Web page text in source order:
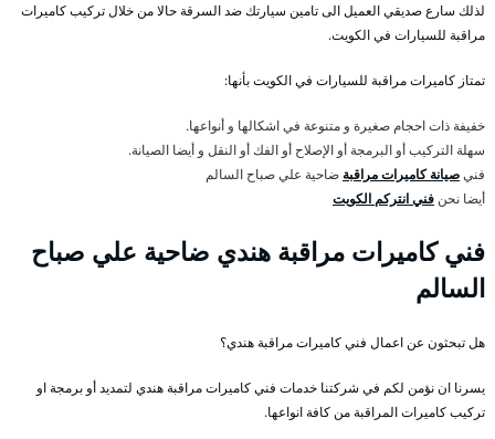
لذلك سارع صديقي العميل الى تامين سيارتك ضد السرقة حالا من خلال تركيب كاميرات
مراقبة للسيارات في الكويت.
تمتاز كاميرات مراقبة للسيارات في الكويت بأنها:
خفيفة ذات احجام صغيرة و متنوعة في اشكالها و أنواعها.
سهلة التركيب أو البرمجة أو الإصلاح أو الفك أو النقل و أيضا الصيانة.
فنيصيانة كاميرات مراقبة ضاحية علي صباح السالم
أيضا نحن فني انتركم الكويت
فني كاميرات مراقبة هندي ضاحية علي صباح
السالم
هل تبحثون عن اعمال فني كاميرات مراقبة هندي؟
يسرنا ان نؤمن لكم في شركتنا خدمات فني كاميرات مراقبة هندي لتمديد أو برمجة او
تركيب كاميرات المراقبة من كافة انواعها.